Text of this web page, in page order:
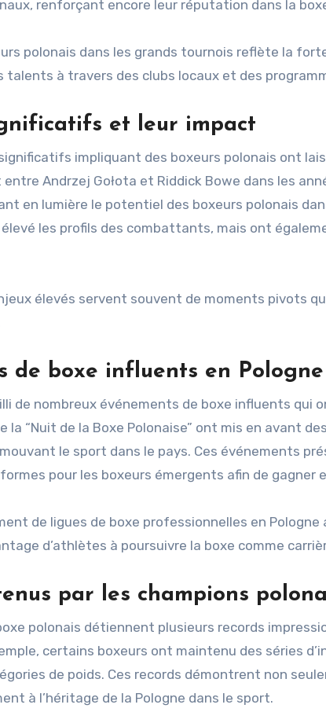
renforçant encore leur réputation dans la
polonais dans les grands tournois reflète la
talents à travers des clubs locaux et des
et leur impact
impliquant des boxeurs polonais ont
entre Andrzej Gołota et Riddick Bowe dans les
en lumière le potentiel des boxeurs polonais
les profils des combattants, mais ont
élevés servent souvent de moments pivots
de boxe influents en Pologne
de nombreux événements de boxe influents qui
la “Nuit de la Boxe Polonaise” ont mis en avant
le sport dans le pays. Ces événements
pour les boxeurs émergents afin de gagner
de ligues de boxe professionnelles en
d’athlètes à poursuivre la boxe comme
par les champions
polonais détiennent plusieurs records
certains boxeurs ont maintenu des séries
de poids. Ces records démontrent non
à l’héritage de la Pologne dans le sport.